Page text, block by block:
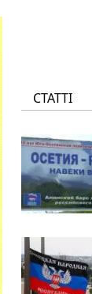
СТАТТІ